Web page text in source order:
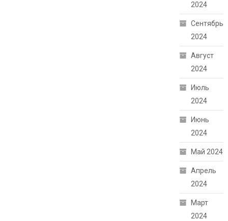
2024
Сентябрь
2024
Август
2024
Июль
2024
Июнь
2024
Май 2024
Апрель
2024
Март
2024